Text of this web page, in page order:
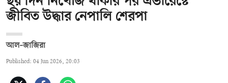
জীবিত উদ্ধার নেপালি শেরপা
আল–জাজিরা
Published: 04 Jun 2026, 20:03